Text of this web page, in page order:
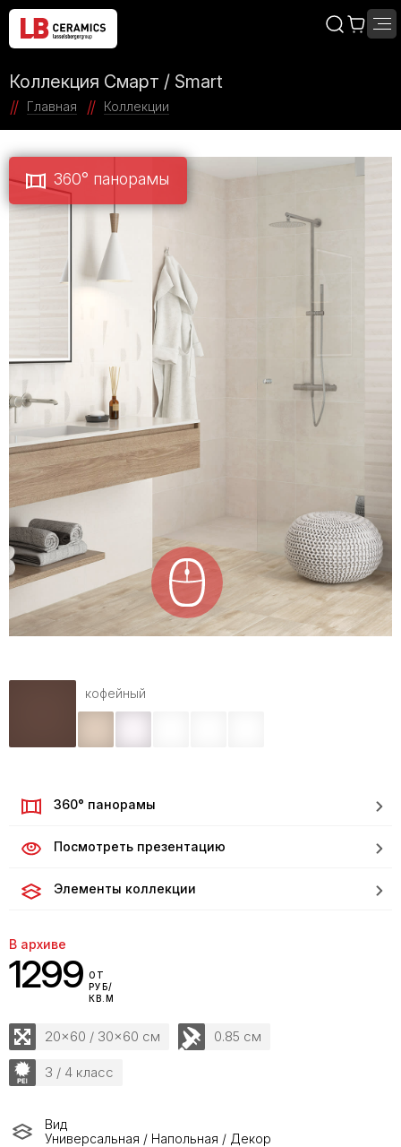
Коллекция Смарт / Smart
Главная Коллекции
360° панорамы
кофейный
360° панорамы
Посмотреть презентацию
Элементы коллекции
В архиве
1299 ОТ
РУБ/
КВ.М
20x60 / 30x60 см 0.85 см
3 / 4 класс
Вид
Универсальная / Напольная / Декор